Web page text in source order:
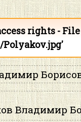
rights - File
Владимир